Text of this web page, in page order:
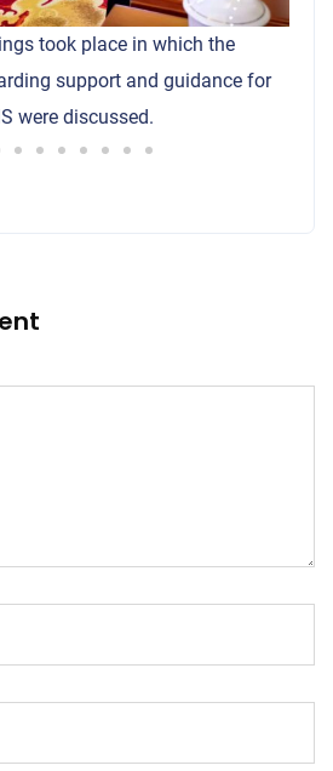
took place in which the
support and guidance for
were discussed.